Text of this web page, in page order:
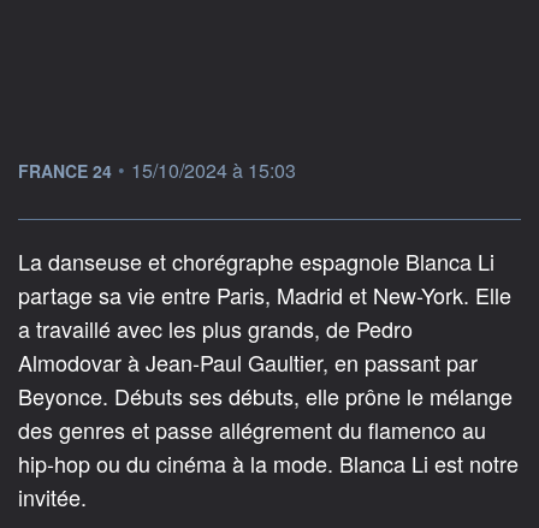
information fournie par
FRANCE 24 • 15/10/2024 à 15:03
La danseuse et chorégraphe espagnole Blanca Li
partage sa vie entre Paris, Madrid et New-York. Elle
a travaillé avec les plus grands, de Pedro
Almodovar à Jean-Paul Gaultier, en passant par
Beyonce. Débuts ses débuts, elle prône le mélange
des genres et passe allégrement du flamenco au
hip-hop ou du cinéma à la mode. Blanca Li est notre
invitée.